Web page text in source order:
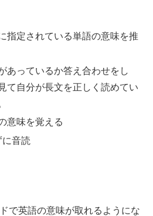
指定されている単語の意味を推
あっているか答え合わせをし
て自分が長文を正しく読めてい
意味を覚える
音読
で英語の意味が取れるようにな